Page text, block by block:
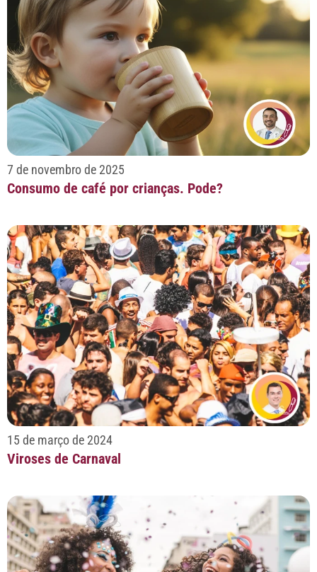
7 de novembro de 2025
Consumo de café por crianças. Pode?
15 de março de 2024
Viroses de Carnaval